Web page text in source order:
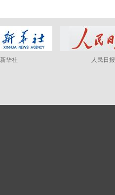
新华社 人民日报